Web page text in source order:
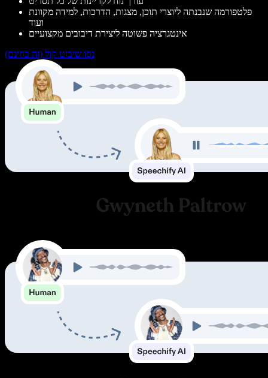
פלטפורמה שנבנתה ליוצרי תוכן, מצגות, הדרכות, למידה מקוונת
ועוד
אינטגרציה פשוטה ליצירת דיבובים מקצועיים
נסו שיבוט קול (זה בחינם)